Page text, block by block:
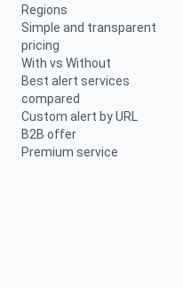
Regions
Simple and transparent
pricing
With vs Without
Best alert services
compared
Custom alert by URL
B2B offer
Premium service